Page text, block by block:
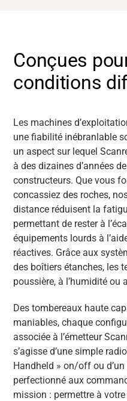
Conçues
conditions
Les machines
une fiabilité inébranlable
un aspect sur lequel
à des dizaines d’années
constructeurs. Que vous
concassiez des roches,
distance réduisent la
permettant de rester à
équipements lourds à
réactives. Grâce aux
des boîtiers étanches, les
poussière, à l’humidité
Des tombereaux haute
maniables, chaque
associée à l’émetteur
s’agisse d’une simple
Handheld » on/off ou
perfectionné aux
mission : permettre à